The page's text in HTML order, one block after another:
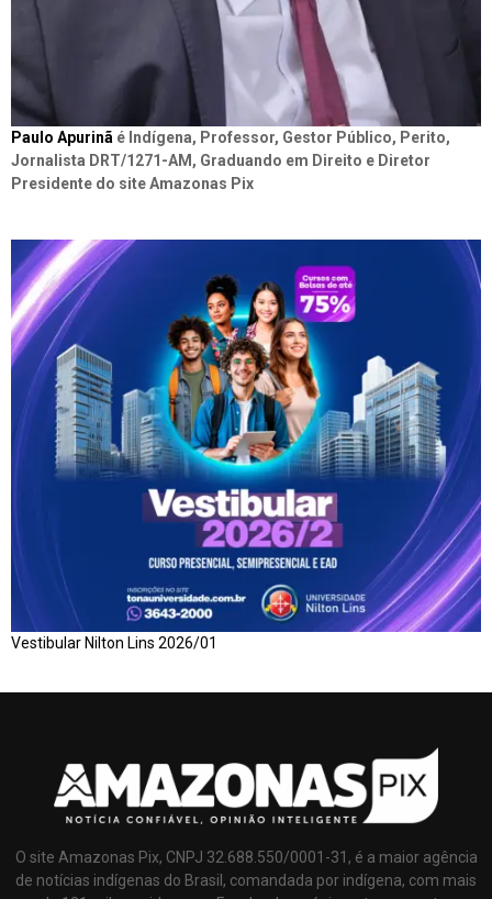
Paulo Apurinã é Indígena, Professor, Gestor Público, Perito,
Jornalista DRT/1271-AM, Graduando em Direito e Diretor
Presidente do site Amazonas Pix
Vestibular Nilton Lins 2026/01
O site Amazonas Pix, CNPJ 32.688.550/0001-31, é a maior agência
de notícias indígenas do Brasil, comandada por indígena, com mais